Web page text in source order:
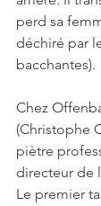
perd sa
déchiré par
bacchantes).
Chez
(Christophe
piètre
directeur de
Le premier